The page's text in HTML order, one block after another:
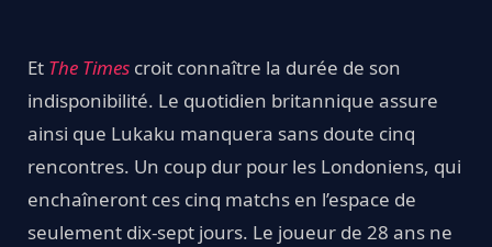
Et The Times croit connaître la durée de son
indisponibilité. Le quotidien britannique assure
ainsi que Lukaku manquera sans doute cinq
rencontres. Un coup dur pour les Londoniens, qui
enchaîneront ces cinq matchs en l’espace de
seulement dix-sept jours. Le joueur de 28 ans ne